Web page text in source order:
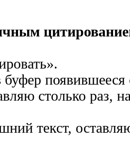
появившееся
столько раз,
текст,